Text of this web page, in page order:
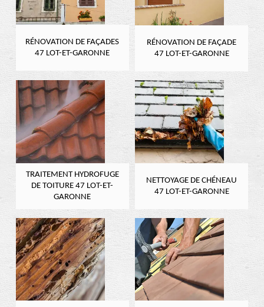
RÉNOVATION DE FAÇADES
47 LOT-ET-GARONNE
RÉNOVATION DE FAÇADE
47 LOT-ET-GARONNE
TRAITEMENT HYDROFUGE
DE TOITURE 47 LOT-ET-
GARONNE
NETTOYAGE DE CHÉNEAU
47 LOT-ET-GARONNE